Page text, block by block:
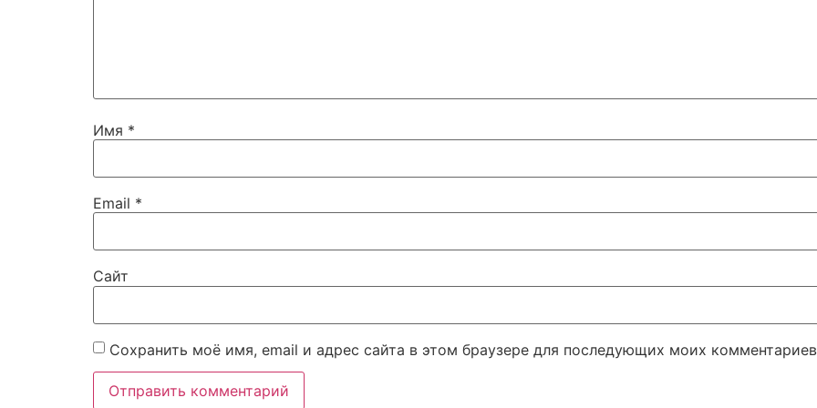
Имя *
Email *
Сайт
Сохранить моё имя, email и адрес сайта в этом браузере для последующих моих